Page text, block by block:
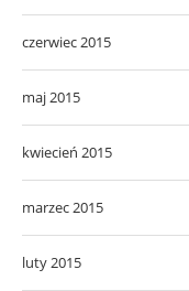
czerwiec 2015
maj 2015
kwiecień 2015
marzec 2015
luty 2015